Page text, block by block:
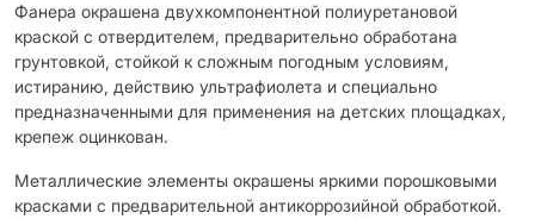
Фанера окрашена двухкомпонентной полиуретановой
краской с отвердителем, предварительно обработана
грунтовкой, стойкой к сложным погодным условиям,
истиранию, действию ультрафиолета и специально
предназначенными для применения на детских площадках,
крепеж оцинкован.
Металлические элементы окрашены яркими порошковыми
красками с предварительной антикоррозийной обработкой.